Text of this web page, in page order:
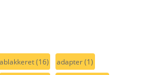
ablakkeret(16) adapter(1)